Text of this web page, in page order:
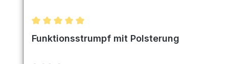
Durchschnittliche Bewertung von 5 von 5 Sternen
Funktionsstrumpf mit Polsterung